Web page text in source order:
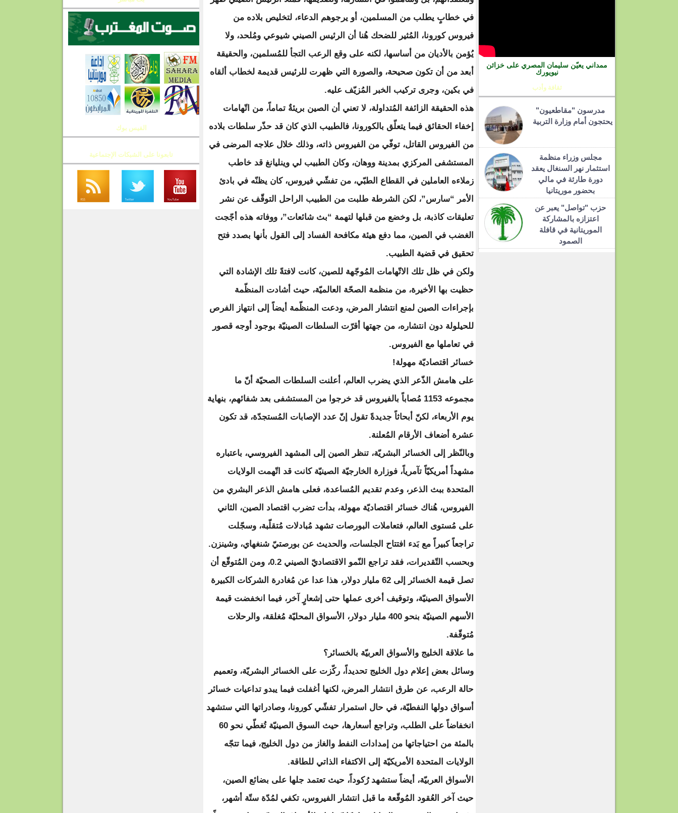
ممداني يعيّن سليمان المصري على خزائن
نيويورك
ثقافة وأدب
مدرسون "مقاطعيون"
يحتجون أمام وزارة التربية
مجلس وزراء منظمة
استثمار نهر السنغال يعقد
دورة طارئة في مالي
بحضور موريتانيا
حزب "تواصل" يعبر عن
اعتزازه بالمشاركة
الموريتانية في قافلة
الصمود
في خطابٍ يطلب من المسلمين، أو يرجوهم الدعاء، لتخليص بلاده من
فيروس كورونا، المُثير للضحك هُنا أن الرئيس الصيني شيوعي ومُلحد، ولا
يُؤمن بالأديان من أساسها، لكنه على وقع الرعب التجأ للمُسلمين، والحقيقة
أبعد من أن تكون صحيحة، والصورة التي ظهرت للرئيس قديمة لخطاب ألقاه
في بكين، وجرى تركيب الخبر المُزيّف عليه.
هذه الحقيقة الزائفة المُتداولة، لا تعني أن الصين بريئةٌ تماماً، من اتّهامات
إخفاء الحقائق فيما يتعلّق بالكورونا، فالطبيب الذي كان قد حذّر سلطات بلاده
من الفيروس القاتل، توفّي من الفيروس ذاته، وذلك خلال علاجه المرضى في
المستشفى المركزي بمدينة ووهان، وكان الطبيب لي وينليانغ قد خاطب
زملاءه العاملين في القطاع الطبّي، من تفشّي فيروس، كان يظنّه في بادئ
الأمر “سارس”، لكن الشرطة طلبت من الطبيب الراحل التوقّف عن نشر
تعليقات كاذبة، بل وخضع من قبلها لتهمة “بث شائعات”، ووفاته هذه أجّجت
الغضب في الصين، مما دفع هيئة مكافحة الفساد إلى القول بأنها بصدد فتح
تحقيق في قضية الطبيب.
ولكن في ظل تلك الاتّهامات المُوجّهة للصين، كانت لافتةً تلك الإشادة التي
حظيت بها الأخيرة، من منظمة الصحّة العالميّة، حيث أشادت المنظّمة
بإجراءات الصين لمنع انتشار المرض، ودعت المنظّمة أيضاً إلى انتهاز الفرص
للحيلولة دون انتشاره، من جهتها أقرّت السلطات الصينيّة بوجود أوجه قصور
في تعاملها مع الفيروس.
خسائر اقتصاديّة مهولة!
على هامش الذّعر الذي يضرب العالم، أعلنت السلطات الصحيّة أنّ ما
مجموعه 1153 مُصاباً بالفيروس قد خرجوا من المستشفى بعد شفائهم، بنهاية
يوم الأربعاء، لكنّ أبحاثاً جديدةً تقول إنّ عدد الإصابات المُستجدّة، قد تكون
عشرة أضعاف الأرقام المُعلنة.
وبالنّظر إلى الخسائر البشريّة، تنظر الصين إلى المشهد الفيروسي، باعتباره
مشهداً أمريكيّاً تآمرياً، فوزارة الخارجيّة الصينيّة كانت قد اتّهمت الولايات
المتحدة ببث الذعر، وعدم تقديم المُساعدة، فعلى هامش الذعر البشري من
الفيروس، هُناك خسائر اقتصاديّة مهولة، بدأت تضرب اقتصاد الصين، الثاني
على مُستوى العالم، فتعاملات البورصات تشهد مُبادلات مُتقلّبة، وسجّلت
تراجعاً كبيراً مع بَدء افتتاح الجلسات، والحديث عن بورصتيّ شنغهاي، وشينزن.
وبحسب التّقديرات، فقد تراجع النّمو الاقتصاديّ الصيني 0.2، ومن المُتوقّع أن
تصل قيمة الخسائر إلى 62 مليار دولار، هذا عدا عن مُغادرة الشركات الكبيرة
الأسواق الصينيّة، وتوقيف أخرى عملها حتى إشعارٍ آخر، فيما انخفضت قيمة
الأسهم الصينيّة بنحو 400 مليار دولار، الأسواق المحليّة مُغلقة، والرحلات
مُتوقّفة.
ما علاقة الخليج والأسواق العربيّة بالخسائر؟
وسائل بعض إعلام دول الخليج تحديداً، ركّزت على الخسائر البشريّة، وتعميم
حالة الرعب، عن طرق انتشار المرض، لكنها أغفلت فيما يبدو تداعيات خسائر
أسواق دولها النفطيّة، في حال استمرار تفشّي كورونا، وصادراتها التي ستشهد
انخفاضاً على الطلب، وتراجع أسعارها، حيث السوق الصينيّة تُغطّي نحو 60
بالمئة من احتياجاتها من إمدادات النفط والغاز من دول الخليج، فيما تتجّه
الولايات المتحدة الأمريكيّة إلى الاكتفاء الذاتي للطاقة.
الأسواق العربيّة، أيضاً ستشهد رُكوداً، حيث تعتمد جلها على بضائع الصين،
حيث آخر العُقود المُوقّعة ما قبل انتشار الفيروس، تكفي لمُدّة ستّة أشهر،
الفيس بوك
تابعونا على الشبكات الإجتماعية